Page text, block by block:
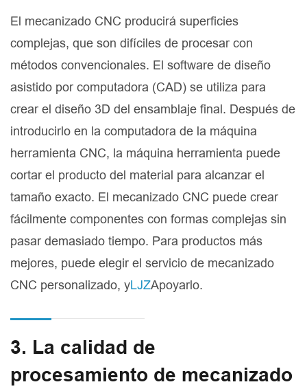
El mecanizado CNC producirá superficies
complejas, que son difíciles de procesar con
métodos convencionales. El software de diseño
asistido por computadora (CAD) se utiliza para
crear el diseño 3D del ensamblaje final. Después de
introducirlo en la computadora de la máquina
herramienta CNC, la máquina herramienta puede
cortar el producto del material para alcanzar el
tamaño exacto. El mecanizado CNC puede crear
fácilmente componentes con formas complejas sin
pasar demasiado tiempo. Para productos más
mejores, puede elegir el servicio de mecanizado
CNC personalizado, yLJZApoyarlo.
3. La calidad de
procesamiento de mecanizado